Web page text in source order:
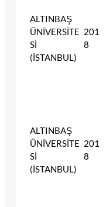
ALTINBAŞ
ÜNİVERSİTE
Sİ
(İSTANBUL)
201
8
ALTINBAŞ
ÜNİVERSİTE
Sİ
(İSTANBUL)
201
8